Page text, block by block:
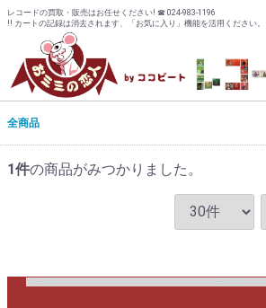
レコードの買取・販売はお任せください! ☎ 024-983-1196
!! カートの記録は消去されます、「お気に入り」機能を活用ください。
全商品
1件の商品がみつかりました。